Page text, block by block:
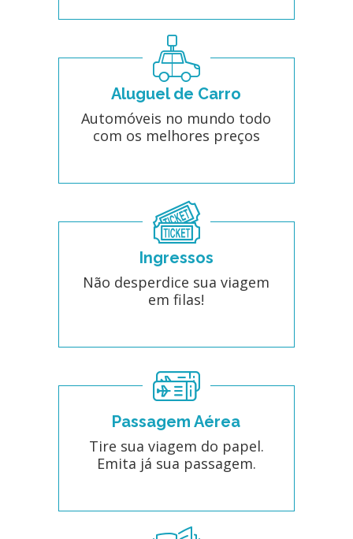
Aluguel de Carro
Automóveis no mundo todo
com os melhores preços
Ingressos
Não desperdice sua viagem
em filas!
Passagem Aérea
Tire sua viagem do papel.
Emita já sua passagem.